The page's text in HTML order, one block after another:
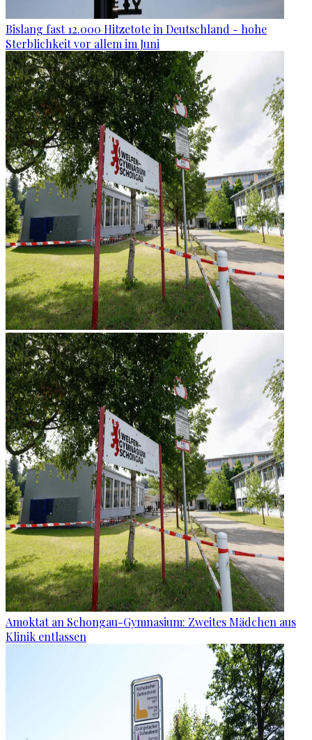
Bislang fast 12.000 Hitzetote in Deutschland - hohe
Sterblichkeit vor allem im Juni
Amoktat an Schongau-Gymnasium: Zweites Mädchen aus
Klinik entlassen